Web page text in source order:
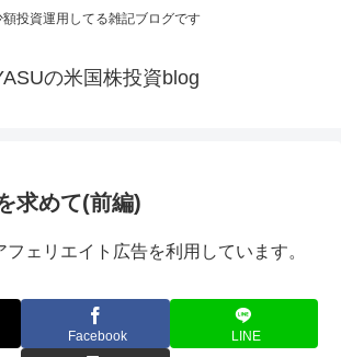
額投資運用してる雑記ブログです
の米国株投資blog
求めて(前編)
ェリエイト広告を利用しています。
Facebook LINE